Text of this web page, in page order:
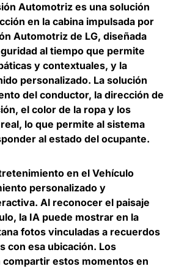
Automotriz es una solución
en la cabina impulsada por
Automotriz de LG, diseñada
al tiempo que permite
y contextuales, y la
personalizado. La solución
del conductor, la dirección de
el color de la ropa y los
lo que permite al sistema
al estado del ocupante.
en el Vehículo
personalizado y
Al reconocer el paisaje
la IA puede mostrar en la
fotos vinculadas a recuerdos
con esa ubicación. Los
compartir estos momentos en